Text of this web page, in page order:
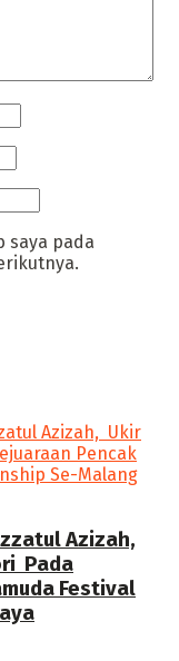
saya pada
Azizah,
Pada
Festival